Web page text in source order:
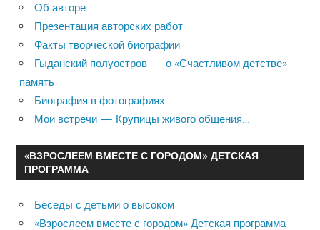
Об авторе
Презентация авторских работ
Факты творческой биографии
Гыданский полуостров — о «Счастливом детстве»
память
Биография в фотографиях
Мои встречи — Крупицы живого общения…
«ВЗРОСЛЕЕМ ВМЕСТЕ С ГОРОДОМ» ДЕТСКАЯ
ПРОГРАММА
Беседы с детьми о высоком
«Взрослеем вместе с городом» Детская программа